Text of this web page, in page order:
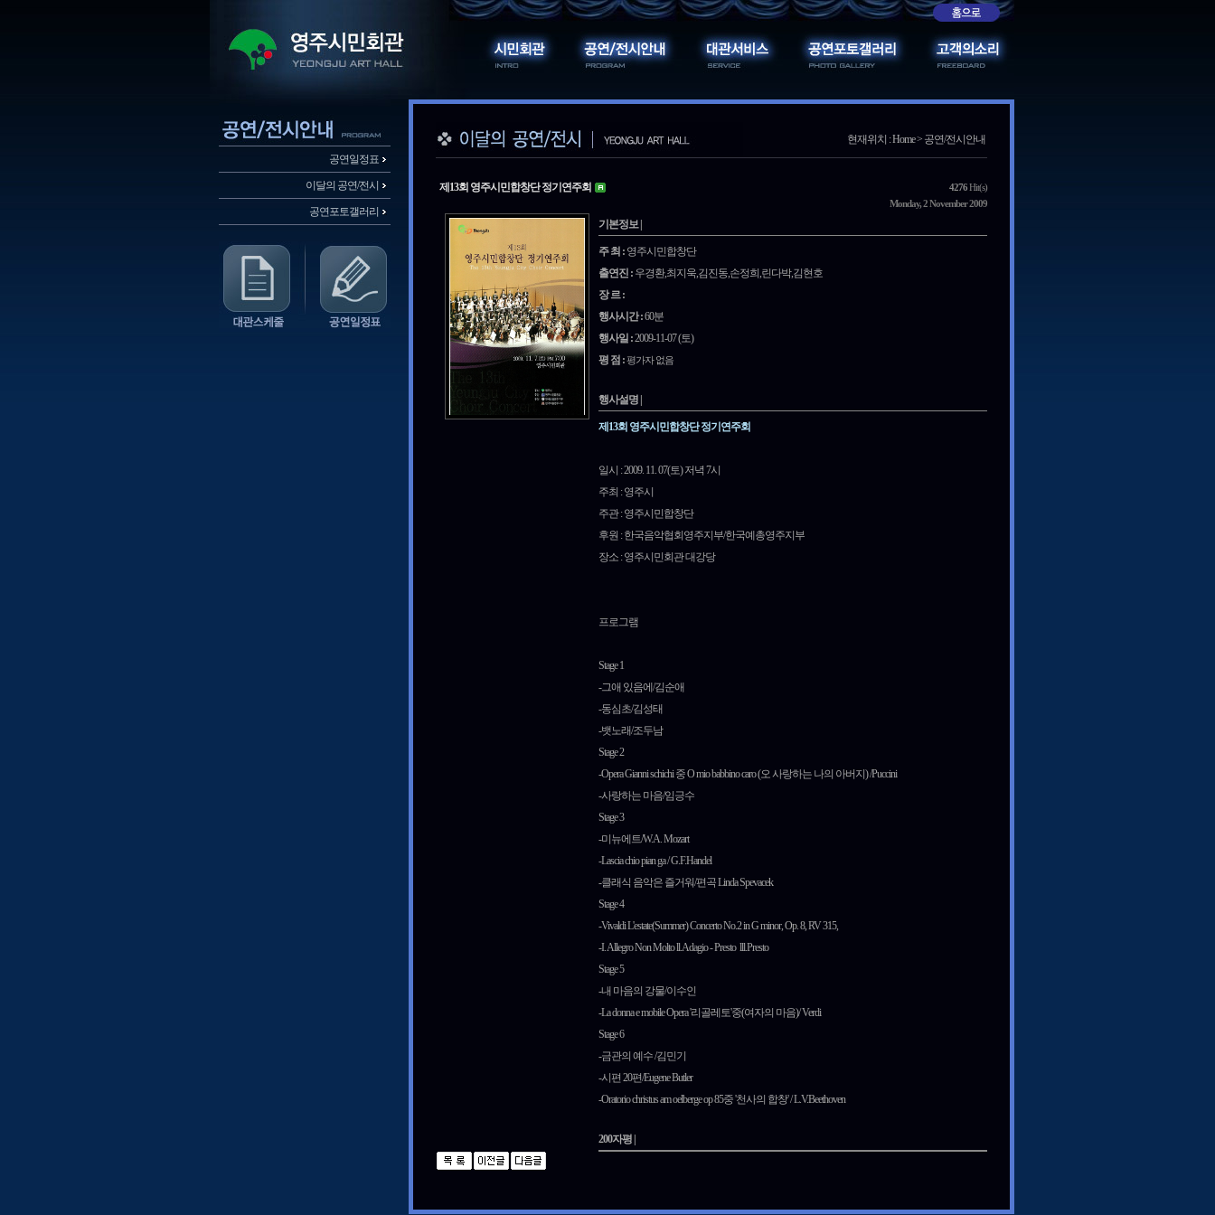
공연일정표
이달의 공연/전시
공연포토갤러리
현재위치 : Home > 공연/전시안내
제13회 영주시민합창단 정기연주회 4276Hit(s)
Monday, 2 November 2009
기본정보 |
주 최 : 영주시민합창단
출연진 : 우경환,최지욱,김진동,손정희,린다박,김현호
장 르 :
행사시간 :60분
행사일 :2009-11-07 (토)
평 점 :평가자 없음
행사설명 |
제13회 영주시민합창단 정기연주회
일시 : 2009. 11. 07(토) 저녁 7시
주최 : 영주시
주관 : 영주시민합창단
후원 : 한국음악협회영주지부/한국예총영주지부
장소 : 영주시민회관 대강당
프로그램
Stage 1
-그애 있음에/김순애
-동심초/김성태
-뱃노래/조두남
Stage 2
-Opera Gianni schichi 중 O mio babbino caro (오 사랑하는 나의 아버지) /Puccini
-사랑하는 마음/임긍수
Stage 3
-미뉴에트/W.A. Mozart
-Lascia chio pian ga / G.F.Handel
-클래식 음악은 즐거워/편곡 Linda Spevacek
Stage 4
-Vivaldi L'estate(Summer) Concerto No.2 in G minor, Op. 8, RV 315,
-I. Allegro Non Molto ll.Adagio - Presto lll.Presto
Stage 5
-내 마음의 강물/이수인
-La donna e mobile Opera '리골레토'중(여자의 마음)/ Verdi
Stage 6
-금관의 예수 /김민기
-시편 20편/Eugene Butler
-Oratorio christus am oelberge op 85중 '천사의 합창' / L.V.Beethoven
200자평 |